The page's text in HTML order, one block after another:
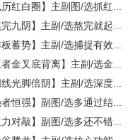
红白圈】主副图/选抓红...
九阴】主副/选熬完就起...
蓄势】主副/选捕捉有效...
金叉底背离】主副/选金...
光脚倍阴】主副/选深度...
恒强】副图/选多通过结...
对敲】副图/选多还不错...